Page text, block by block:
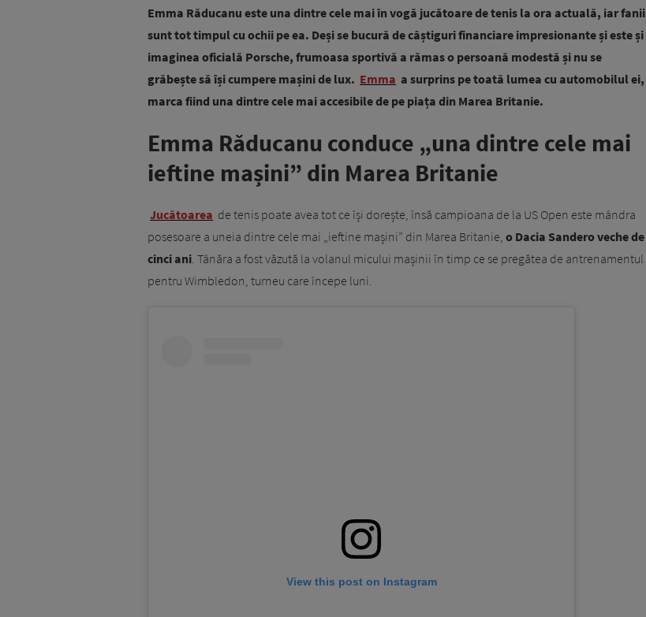
Emma Răducanu este una dintre cele mai în vogă jucătoare de tenis la ora actuală, iar fanii
sunt tot timpul cu ochii pe ea. Deși se bucură de câștiguri financiare impresionante și este și
imaginea oficială Porsche, frumoasa sportivă a rămas o persoană modestă și nu se
grăbește să își cumpere mașini de lux. Emma a surprins pe toată lumea cu automobilul ei,
marca fiind una dintre cele mai accesibile de pe piața din Marea Britanie.
Emma Răducanu conduce „una dintre cele mai
ieftine mașini” din Marea Britanie
Jucătoarea de tenis poate avea tot ce își dorește, însă campioana de la US Open este mândra
posesoare a uneia dintre cele mai „ieftine mașini” din Marea Britanie, o Dacia Sandero veche de
cinci ani. Tânăra a fost văzută la volanul micului mașinii în timp ce se pregătea de antrenamentul
pentru Wimbledon, turneu care începe luni.
View this post on Instagram